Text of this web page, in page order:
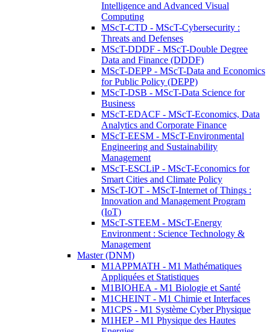
Intelligence and Advanced Visual
Computing
MScT-CTD - MScT-Cybersecurity :
Threats and Defenses
MScT-DDDF - MScT-Double Degree
Data and Finance (DDDF)
MScT-DEPP - MScT-Data and Economics
for Public Policy (DEPP)
MScT-DSB - MScT-Data Science for
Business
MScT-EDACF - MScT-Economics, Data
Analytics and Corporate Finance
MScT-EESM - MScT-Environmental
Engineering and Sustainability
Management
MScT-ESCLiP - MScT-Economics for
Smart Cities and Climate Policy
MScT-IOT - MScT-Internet of Things :
Innovation and Management Program
(IoT)
MScT-STEEM - MScT-Energy
Environment : Science Technology &
Management
Master (DNM)
M1APPMATH - M1 Mathématiques
Appliquées et Statistiques
M1BIOHEA - M1 Biologie et Santé
M1CHEINT - M1 Chimie et Interfaces
M1CPS - M1 Système Cyber Physique
M1HEP - M1 Physique des Hautes